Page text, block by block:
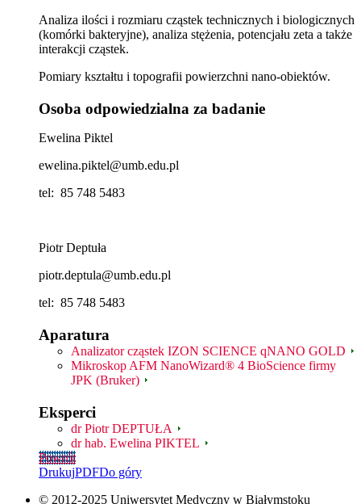
Analiza ilości i rozmiaru cząstek technicznych i biologicznych
(komórki bakteryjne), analiza stężenia, potencjału zeta a także
interakcji cząstek.
Pomiary kształtu i topografii powierzchni nano-obiektów.
Osoba odpowiedzialna za badanie
Ewelina Piktel
ewelina.piktel@umb.edu.pl
tel: 85 748 5483
Piotr Deptuła
piotr.deptula@umb.edu.pl
tel: 85 748 5483
Aparatura
Analizator cząstek IZON SCIENCE qNANO GOLD
Mikroskop AFM NanoWizard® 4 BioScience firmy
JPK (Bruker)
Eksperci
dr Piotr DEPTUŁA
dr hab. Ewelina PIKTEL
Powrót
DrukujPDFDo góry
© 2012-2025 Uniwersytet Medyczny w Białymstoku